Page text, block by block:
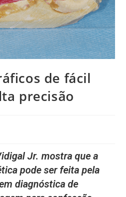
de fácil
precisão
Jr. mostra que a
pode ser feita pela
diagnóstica de